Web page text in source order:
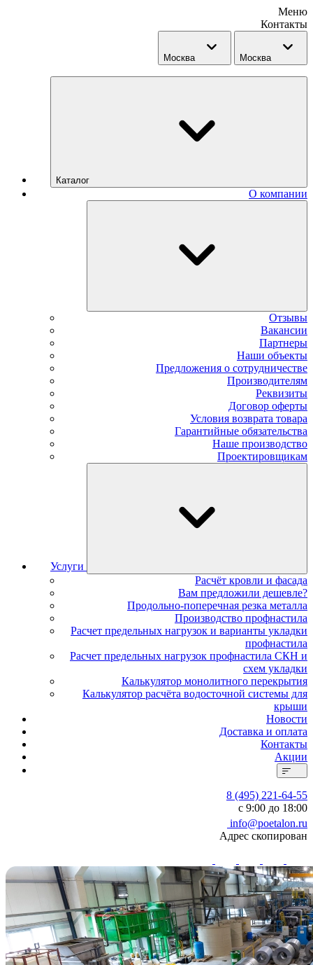
Меню
Контакты
Москва Москва
Каталог
О компании
Отзывы
Вакансии
Партнеры
Наши объекты
Предложения о сотрудничестве
Производителям
Реквизиты
Договор оферты
Условия возврата товара
Гарантийные обязательства
Наше производство
Проектировщикам
Услуги
Расчёт кровли и фасада
Вам предложили дешевле?
Продольно-поперечная резка металла
Производство профнастила
Расчет предельных нагрузок и варианты укладки
профнастила
Расчет предельных нагрузок профнастила СКН и
схем укладки
Калькулятор монолитного перекрытия
Калькулятор расчёта водосточной системы для
крыши
Новости
Доставка и оплата
Контакты
Акции
8 (495) 221-64-55
с 9:00 до 18:00
info@poetalon.ru
Адрес скопирован